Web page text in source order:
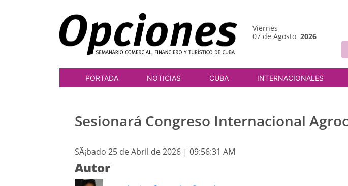
Viernes
07 de Agosto 2026
PORTADA NOTICIAS CUBA INTERNACIONALES
Sesionará Congreso Internacional
SÃ¡bado 25 de Abril de 2026 | 09:56:31 AM
Autor